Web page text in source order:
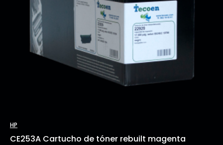
HP
CE253A Cartucho de tóner rebuilt magenta